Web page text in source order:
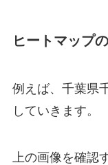
ヒートマップ
例えば、千葉県
していきます。
上の画像を確認